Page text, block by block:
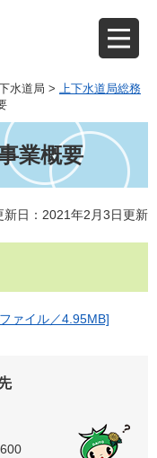
水道局 > 上下水道局総務
業概要
新日：2021年2月3日更新
ァイル／4.95MB]